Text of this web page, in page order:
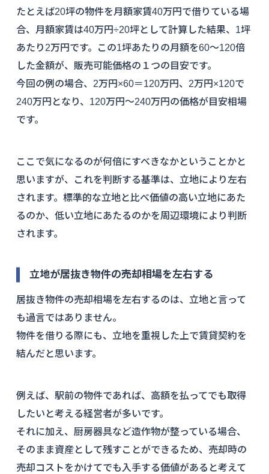
たとえば20坪の物件を月額家賃40万円で借りている場
合、月額家賃は40万円÷20坪として計算した結果、1坪
あたり2万円です。この1坪あたりの月額を60〜120倍
した金額が、販売可能価格の１つの目安です。
今回の例の場合、2万円×60＝120万円、2万円×120で
240万円となり、120万円〜240万円の価格が目安相場
です。
ここで気になるのが何倍にすべきなかということかと
思いますが、これを判断する基準は、立地により左右
されます。標準的な立地と比べ価値の高い立地にあた
るのか、低い立地にあたるのかを周辺環境により判断
されます。
立地が居抜き物件の売却相場を左右する
居抜き物件の売却相場を左右するのは、立地と言って
も過言ではありません。
物件を借りる際にも、立地を重視した上で賃貸契約を
結んだと思います。
例えば、駅前の物件であれば、高額を払ってでも取得
したいと考える経営者が多いです。
それに加え、厨房器具など造作物が整っている場合、
そのまま資産として残すことができるため、売却時の
売却コストをかけてでも入手する価値があると考えて